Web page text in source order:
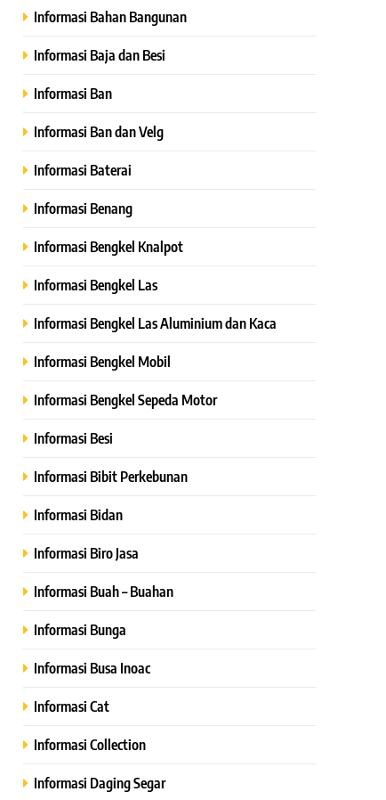
Informasi Bahan Bangunan
Informasi Baja dan Besi
Informasi Ban
Informasi Ban dan Velg
Informasi Baterai
Informasi Benang
Informasi Bengkel Knalpot
Informasi Bengkel Las
Informasi Bengkel Las Aluminium dan Kaca
Informasi Bengkel Mobil
Informasi Bengkel Sepeda Motor
Informasi Besi
Informasi Bibit Perkebunan
Informasi Bidan
Informasi Biro Jasa
Informasi Buah – Buahan
Informasi Bunga
Informasi Busa Inoac
Informasi Cat
Informasi Collection
Informasi Daging Segar